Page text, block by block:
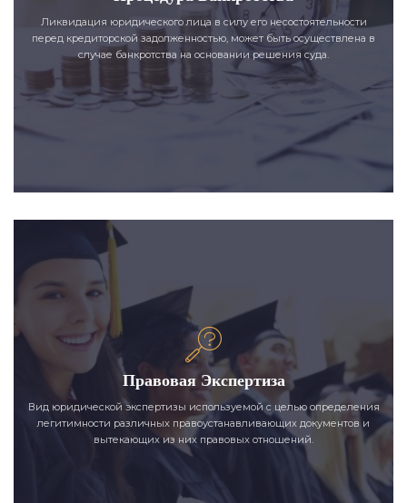
Ликвидация юридического лица в силу его несостоятельности
перед кредиторской задолженностью, может быть осуществлена в
случае банкротства на основании решения суда.
Правовая Экспертиза
Вид юридической экспертизы используемой с целью определения
легитимности различных правоустанавливающих документов и
вытекающих из них правовых отношений.